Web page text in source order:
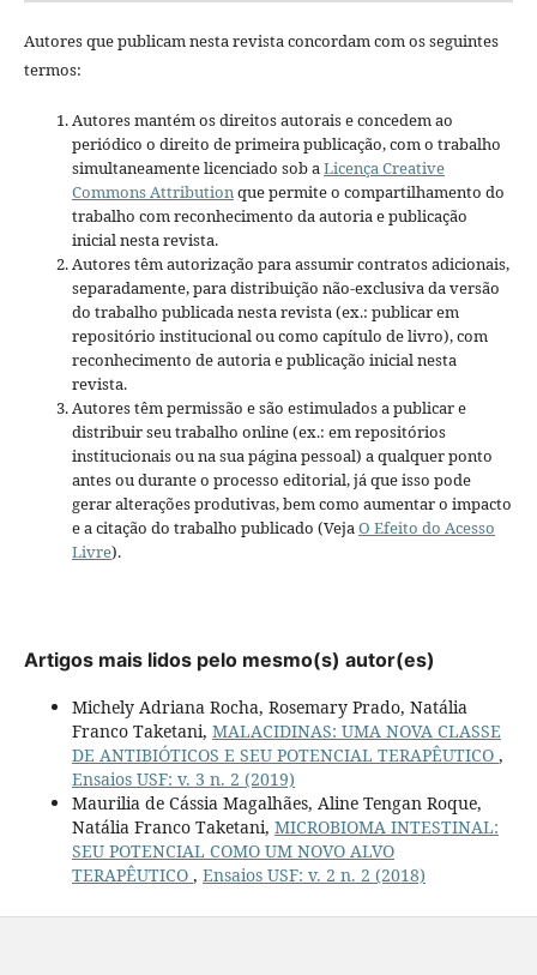
Autores que publicam nesta revista concordam com os seguintes
termos:
Autores mantém os direitos autorais e concedem ao
periódico o direito de primeira publicação, com o trabalho
simultaneamente licenciado sob aLicença Creative
Commons Attributionque permite o compartilhamento do
trabalho com reconhecimento da autoria e publicação
inicial nesta revista.
Autores têm autorização para assumir contratos adicionais,
separadamente, para distribuição não-exclusiva da versão
do trabalho publicada nesta revista (ex.: publicar em
repositório institucional ou como capítulo de livro), com
reconhecimento de autoria e publicação inicial nesta
revista.
Autores têm permissão e são estimulados a publicar e
distribuir seu trabalho online (ex.: em repositórios
institucionais ou na sua página pessoal) a qualquer ponto
antes ou durante o processo editorial, já que isso pode
gerar alterações produtivas, bem como aumentar o impacto
e a citação do trabalho publicado (VejaO Efeito do Acesso
Livre).
Artigos mais lidos pelo mesmo(s) autor(es)
Michely Adriana Rocha, Rosemary Prado, Natália
Franco Taketani, MALACIDINAS: UMA NOVA CLASSE
DE ANTIBIÓTICOS E SEU POTENCIAL TERAPÊUTICO ,
Ensaios USF: v. 3 n. 2 (2019)
Maurilia de Cássia Magalhães, Aline Tengan Roque,
Natália Franco Taketani, MICROBIOMA INTESTINAL:
SEU POTENCIAL COMO UM NOVO ALVO
TERAPÊUTICO , Ensaios USF: v. 2 n. 2 (2018)